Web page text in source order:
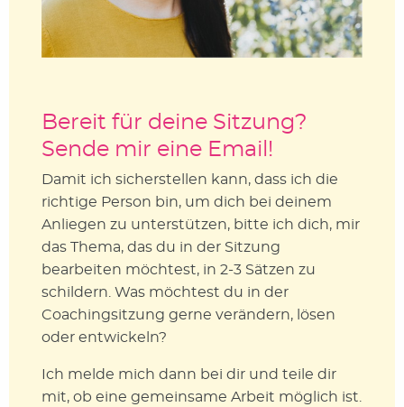
Bereit für deine Sitzung?
Sende mir eine Email!
Damit ich sicherstellen kann, dass ich die
richtige Person bin, um dich bei deinem
Anliegen zu unterstützen, bitte ich dich, mir
das Thema, das du in der Sitzung
bearbeiten möchtest, in 2-3 Sätzen zu
schildern. Was möchtest du in der
Coachingsitzung gerne verändern, lösen
oder entwickeln?
Ich melde mich dann bei dir und teile dir
mit, ob eine gemeinsame Arbeit möglich ist.